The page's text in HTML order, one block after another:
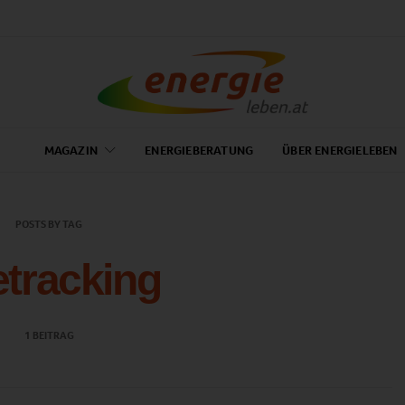
MAGAZIN ENERGIEBERATUNG ÜBER ENERGIELEBEN
POSTS BY TAG
1 BEITRAG